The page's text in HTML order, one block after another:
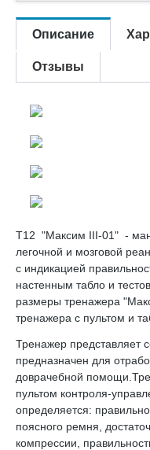
Описание
Отзывы
Т12 "Максим III-01" -
легочной и мозговой
с индикацией
настенным табло и
размеры тренажера
тренажера с пультом и
Тренажер представляет
предназначен для
доврачебной
пультом контроля-
определяется:
поясного ремня,
компрессии,